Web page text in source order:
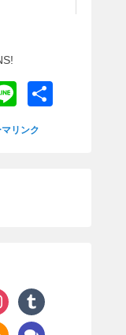
Li
n
e
リンク
tumblr
comments